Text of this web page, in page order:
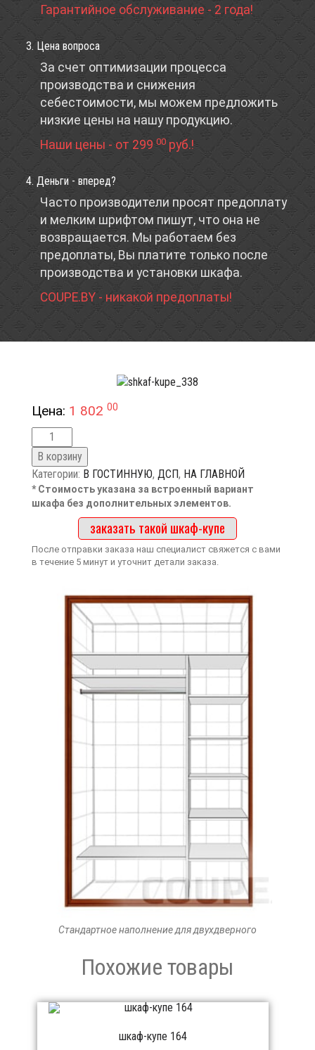
Гарантийное обслуживание - 2 года!
3. Цена вопроса
За счет оптимизации процесса
производства и снижения
себестоимости, мы можем предложить
низкие цены на нашу продукцию.
Наши цены - от 29900 руб.!
4. Деньги - вперед?
Часто производители просят предоплату
и мелким шрифтом пишут, что она не
возвращается. Мы работаем без
предоплаты, Вы платите только после
производства и установки шкафа.
COUPE.BY - никакой предоплаты!
Цена: 1 80200
В корзину
Категории: В ГОСТИННУЮ,ДСП, НА ГЛАВНОЙ
* Стоимость указана за встроенный вариант
шкафа без дополнительных элементов.
заказать такой шкаф-купе
После отправки заказа наш специалист свяжется с вами
в течение 5 минут и уточнит детали заказа.
Стандартное наполнение для двухдверного
Похожие товары
шкаф-купе 164